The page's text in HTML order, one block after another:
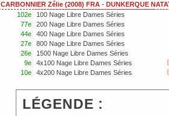
CARBONNIER Zélie (2008) FRA - DUNKERQUE
102e
100 Nage Libre Dames Séries
77e
200 Nage Libre Dames Séries
44e
400 Nage Libre Dames Séries
27e
800 Nage Libre Dames Séries
26e
1500 Nage Libre Dames Séries
9e
4x100 Nage Libre Dames Séries
10e 4x200 Nage Libre Dames Séries
LÉGENDE :